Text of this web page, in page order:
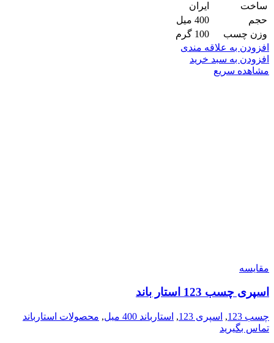
ساخت
ایران
حجم
400 میل
وزن چسب
100 گرم
افزودن به علاقه مندی
افزودن به سبد خرید
مشاهده سریع
مقایسه
اسپری چسب 123 استار باند
چسب 123 , اسپری 123 , استارباند 400 میل , محصولات استارباند
تماس بگیرید